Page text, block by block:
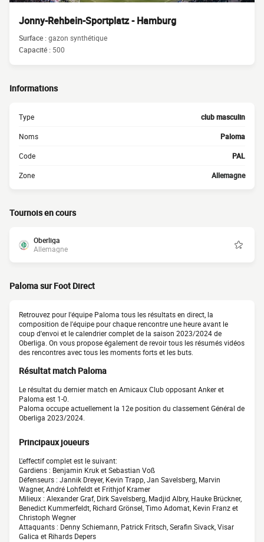
Jonny-Rehbein-Sportplatz - Hamburg
Surface :gazon synthétique
Capacité : 500
Informations
Type club masculin
Noms Paloma
Code PAL
Zone Allemagne
Tournois en cours
Oberliga
Allemagne
Paloma sur Foot Direct
Retrouvez pour l'équipe Paloma tous les résultats en direct, la
composition de l'équipe pour chaque rencontre une heure avant le
coup d'envoi et le calendrier complet de la saison 2023/2024 de
Oberliga. On vous propose également de revoir tous les résumés vidéos
des rencontres avec tous les moments forts et les buts.
Résultat match Paloma
Le résultat du dernier match en Amicaux Club opposant Anker et
Paloma est 1-0.
Paloma occupe actuellement la 12e position du classement Général de
Oberliga 2023/2024.
Principaux joueurs
L'effectif complet est le suivant:
Gardiens : Benjamin Kruk et Sebastian Voß
Défenseurs : Jannik Dreyer, Kevin Trapp, Jan Savelsberg, Marvin
Wagner, André Lohfeldt et Frithjof Kramer
Milieux : Alexander Graf, Dirk Savelsberg, Madjid Albry, Hauke Brückner,
Benedict Kummerfeldt, Richard Grönsel, Timo Adomat, Kevin Franz et
Christoph Wegner
Attaquants : Denny Schiemann, Patrick Fritsch, Serafin Sivack, Visar
Galica et Rihards Depers